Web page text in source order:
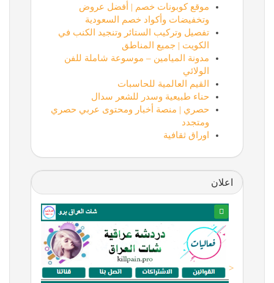
موقع كوبونات خصم | أفضل عروض
وتخفيضات وأكواد خصم السعودية
تفصيل وتركيب الستائر وتنجيد الكنب في
الكويت | جميع المناطق
مدونة الميامين – موسوعة شاملة للفن
الولائي
القيم العالمية للحاسبات
حناء طبيعية وسدر للشعر سدال
حصري | منصة أخبار ومحتوى عربي حصري
ومتجدد
اوراق ثقافية
اعلان
<